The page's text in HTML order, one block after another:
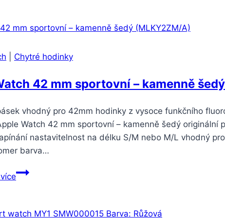
FE
G780)
bílá
Chytré hodinky
42 mm sportovní – kamenně
vhodný pro 42mm hodinky z vysoce funkčního
Watch 42 mm sportovní – kamenně šedý
nastavitelnost na délku S/M nebo M/L vhodný
barva…
Apple
mm